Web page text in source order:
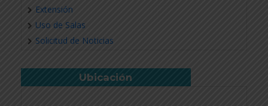
Extensión
Uso de Salas
Solicitud de Noticias
Ubicación